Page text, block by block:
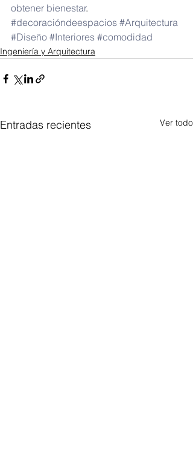
obtener bienestar.
#decoracióndeespacios #Arquitectura
#Diseño #Interiores #comodidad
Ingeniería y Arquitectura
Entradas recientes Ver todo